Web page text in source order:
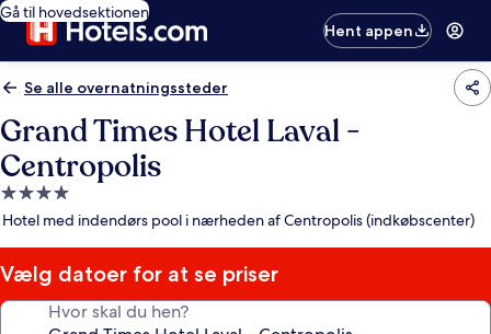
Gå til hovedsektionen
Hent appen
Se alle overnatningssteder
Grand Times Hotel Laval -
Centropolis
4.0-
stjernet
Hotel med indendørs pool i nærheden af Centropolis (indkøbscenter)
Vælg datoer for at se priser
Hvor skal du hen?